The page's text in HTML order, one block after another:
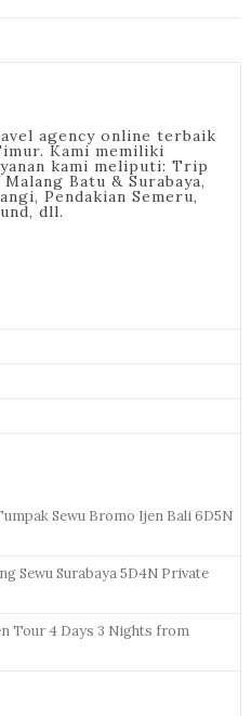
agency online terbaik
Kami memiliki
kami meliputi: Trip
Batu & Surabaya,
Pendakian Semeru,
dll.
Sewu Bromo Ijen Bali 6D5N
Sewu Surabaya 5D4N Private
Tour 4 Days 3 Nights from